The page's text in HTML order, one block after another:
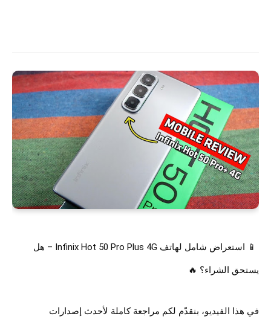
📱 استعراض شامل لهاتف Infinix Hot 50 Pro Plus 4G – هل
يستحق الشراء؟ 🔥
في هذا الفيديو، بنقدّم لكم مراجعة كاملة لأحدث إصدارات